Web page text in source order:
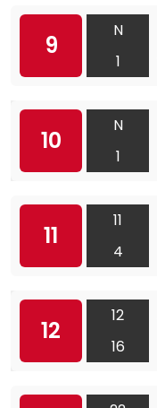
9
N
1
10
N
1
11
11
4
12
12
16